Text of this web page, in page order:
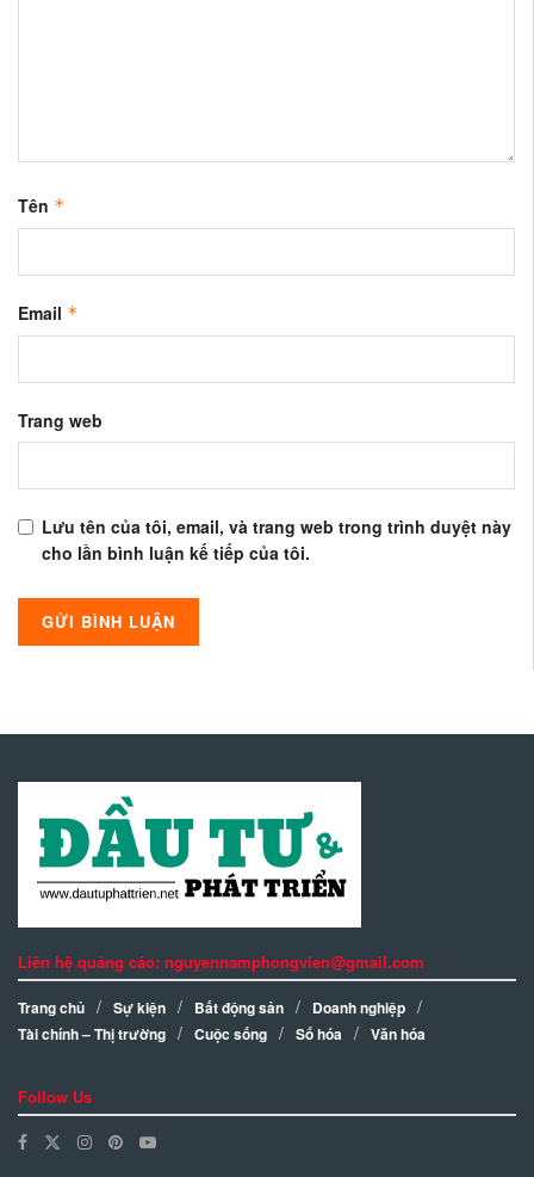
Tên *
Email *
Trang web
Lưu tên của tôi, email, và trang web trong trình duyệt này
cho lần bình luận kế tiếp của tôi.
Liên hệ quảng cáo: nguyennamphongvien@gmail.com
Trang chủ Sự kiện Bất động sản
Doanh nghiệp
Tài chính – Thị trường
Cuộc sống Số hóa Văn hóa
Follow Us